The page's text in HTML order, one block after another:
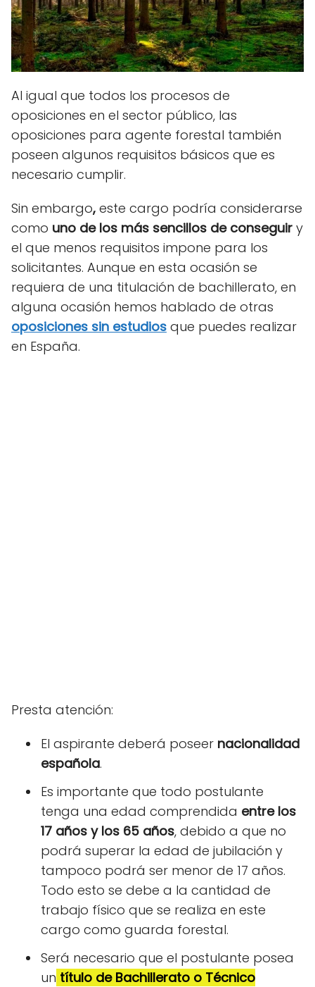
Al igual que todos los procesos de
oposiciones en el sector público, las
oposiciones para agente forestal también
poseen algunos requisitos básicos que es
necesario cumplir.
Sin embargo, este cargo podría considerarse
como uno de los más sencillos de conseguir y
el que menos requisitos impone para los
solicitantes. Aunque en esta ocasión se
requiera de una titulación de bachillerato, en
alguna ocasión hemos hablado de otras
oposiciones sin estudios que puedes realizar
en España.
Presta atención:
El aspirante deberá poseer nacionalidad
española.
Es importante que todo postulante
tenga una edad comprendida entre los
17 años y los 65 años, debido a que no
podrá superar la edad de jubilación y
tampoco podrá ser menor de 17 años.
Todo esto se debe a la cantidad de
trabajo físico que se realiza en este
cargo como guarda forestal.
Será necesario que el postulante posea
un título de Bachillerato o Técnico